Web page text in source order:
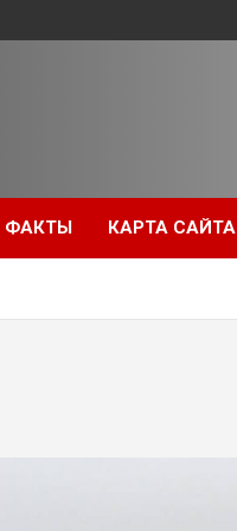
ФАКТЫ КАРТА САЙТА